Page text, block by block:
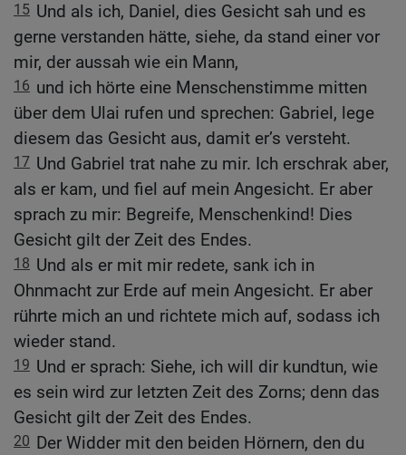
15 Und als ich, Daniel, dies Gesicht sah und es
gerne verstanden hätte, siehe, da stand einer vor
mir, der aussah wie ein Mann,
16 und ich hörte eine Menschenstimme mitten
über dem Ulai rufen und sprechen: Gabriel, lege
diesem das Gesicht aus, damit er’s versteht.
17 Und Gabriel trat nahe zu mir. Ich erschrak aber,
als er kam, und fiel auf mein Angesicht. Er aber
sprach zu mir: Begreife, Menschenkind! Dies
Gesicht gilt der Zeit des Endes.
18 Und als er mit mir redete, sank ich in
Ohnmacht zur Erde auf mein Angesicht. Er aber
rührte mich an und richtete mich auf, sodass ich
wieder stand.
19 Und er sprach: Siehe, ich will dir kundtun, wie
es sein wird zur letzten Zeit des Zorns; denn das
Gesicht gilt der Zeit des Endes.
20 Der Widder mit den beiden Hörnern, den du